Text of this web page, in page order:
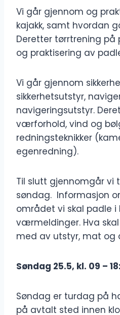
Vi går gjennom og
kajakk, samt hvordan
Deretter tørrtrening på
og praktisering av
Vi går gjennom
sikkerhetsutstyr,
navigeringsutstyr.
værforhold, vind og
redningsteknikker
egenredning).
Til slutt gjennomgår vi
søndag. Informasjon
området vi skal padle i
værmeldinger. Hva
med av utstyr, mat og
Søndag 25.5, kl. 09 – 18:
Søndag er turdag på
på avtalt sted innen